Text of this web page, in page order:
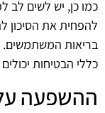
כמו כן, יש לשים לב
להפחית את הסיכון
בריאות המשתמשים.
כללי הבטיחות
ההשפעה